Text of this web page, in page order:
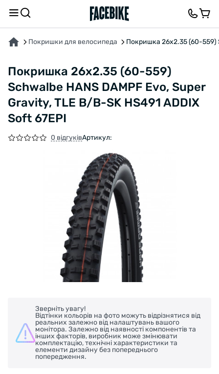
Покришки для велосипеда Покришка 26x2.35 (60-559)
Покришка 26x2.35 (60-559)
Schwalbe HANS DAMPF Evo, Super
Gravity, TLE B/B-SK HS491 ADDIX
Soft 67EPI
0 відгуківАртикул:
Зверніть увагу!
Відтінки кольорів на фото можуть відрізнятися від
реальних залежно від налаштувань вашого
монітора. Залежно від наявності компонентів та
інших факторів, виробник може змінювати
комплектацію, технічні характеристики та
елементи дизайну без попереднього
попередження.
ПРО ТОВАР ХАРАКТЕРИСТИКИВІДГУКИ ТА ЗАПИТАННЯ